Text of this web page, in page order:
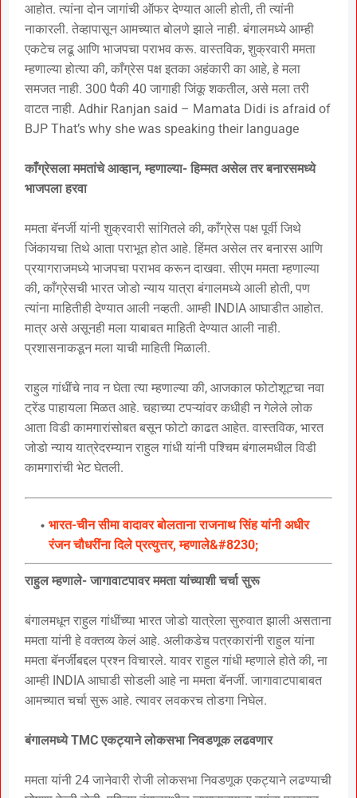
आहोत. त्यांना दोन जागांची ऑफर देण्यात आली होती, ती त्यांनी
नाकारली. तेव्हापासून आमच्यात बोलणे झाले नाही. बंगालमध्ये आम्ही
एकटेच लढू आणि भाजपचा पराभव करू. वास्तविक, शुक्रवारी ममता
म्हणाल्या होत्या की, काँग्रेस पक्ष इतका अहंकारी का आहे, हे मला
समजत नाही. 300 पैकी 40 जागाही जिंकू शकतील, असे मला तरी
वाटत नाही. Adhir Ranjan said – Mamata Didi is afraid of
BJP That’s why she was speaking their language
काँग्रेसला ममतांचे आव्हान, म्हणाल्या- हिम्मत असेल तर बनारसमध्ये
भाजपला हरवा
ममता बॅनर्जी यांनी शुक्रवारी सांगितले की, काँग्रेस पक्ष पूर्वी जिथे
जिंकायचा तिथे आता पराभूत होत आहे. हिंमत असेल तर बनारस आणि
प्रयागराजमध्ये भाजपचा पराभव करून दाखवा. सीएम ममता म्हणाल्या
की, काँग्रेसची भारत जोडो न्याय यात्रा बंगालमध्ये आली होती, पण
त्यांना माहितीही देण्यात आली नव्हती. आम्ही INDIA आघाडीत आहोत.
मात्र असे असूनही मला याबाबत माहिती देण्यात आली नाही.
प्रशासनाकडून मला याची माहिती मिळाली.
राहुल गांधींचे नाव न घेता त्या म्हणाल्या की, आजकाल फोटोशूटचा नवा
ट्रेंड पाहायला मिळत आहे. चहाच्या टपऱ्यांवर कधीही न गेलेले लोक
आता विडी कामगारांसोबत बसून फोटो काढत आहेत. वास्तविक, भारत
जोडो न्याय यात्रेदरम्यान राहुल गांधी यांनी पश्चिम बंगालमधील विडी
कामगारांची भेट घेतली.
भारत-चीन सीमा वादावर बोलताना राजनाथ सिंह यांनी अधीर
रंजन चौधरींना दिले प्रत्युत्तर, म्हणाले&#8230;
राहुल म्हणाले- जागावाटपावर ममता यांच्याशी चर्चा सुरू
बंगालमधून राहुल गांधींच्या भारत जोडो यात्रेला सुरुवात झाली असताना
ममता यांनी हे वक्तव्य केलं आहे. अलीकडेच पत्रकारांनी राहुल यांना
ममता बॅनर्जींबद्दल प्रश्न विचारले. यावर राहुल गांधी म्हणाले होते की, ना
आम्ही INDIA आघाडी सोडली आहे ना ममता बॅनर्जी. जागावाटपाबाबत
आमच्यात चर्चा सुरू आहे. त्यावर लवकरच तोडगा निघेल.
बंगालमध्ये TMC एकट्याने लोकसभा निवडणूक लढवणार
ममता यांनी 24 जानेवारी रोजी लोकसभा निवडणूक एकट्याने लढण्याची